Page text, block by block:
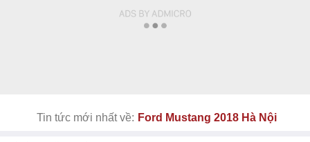
Tin tức mới nhất về: Ford Mustang 2018 Hà Nội